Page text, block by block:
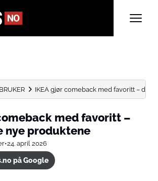
IKEA gjør comeback med favoritt – dette
med favoritt –
nye produktene
•24. april 2026
på Google